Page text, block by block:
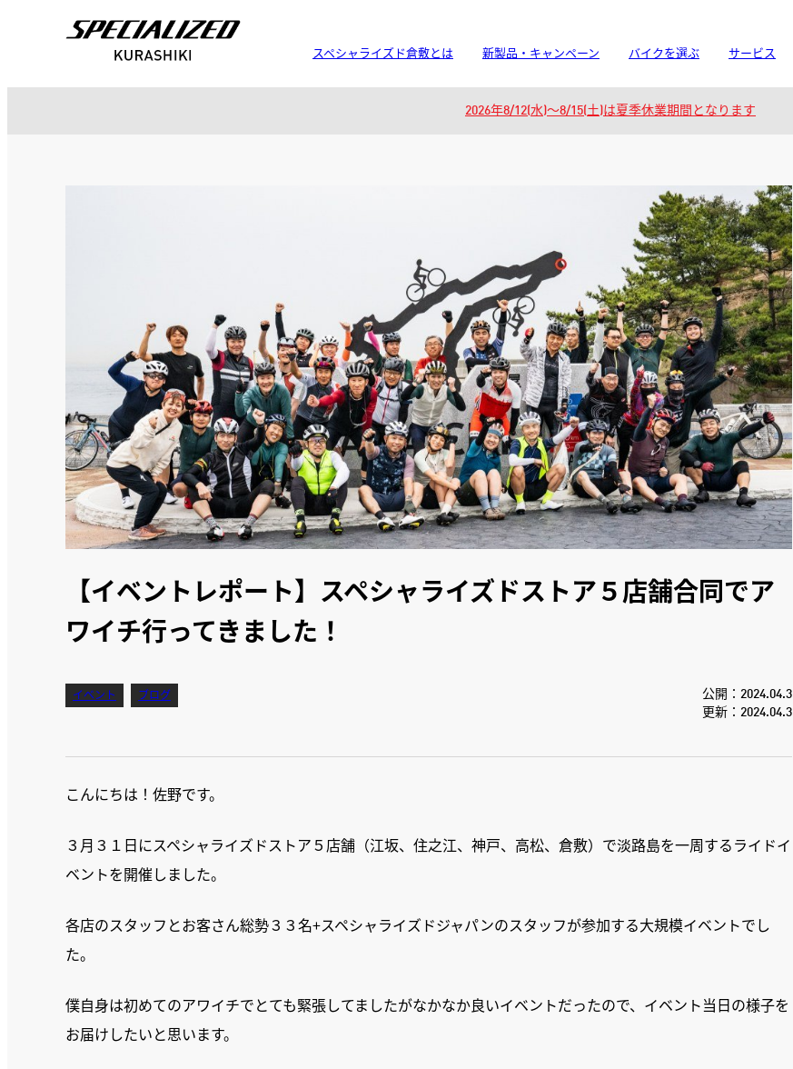
スペシャライズド倉敷とは 新製品・キャンペーン バイクを選ぶ サービス
2026年8/12(水)～8/15(土)は夏季休業期間となります
【イベントレポート】スペシャライズドストア５店舗合同でア
ワイチ行ってきました！
イベント ブログ
公開：2024.04.3
更新：2024.04.3
こんにちは！佐野です。
３月３１日にスペシャライズドストア５店舗（江坂、住之江、神戸、高松、倉敷）で淡路島を一周するライドイ
ベントを開催しました。
各店のスタッフとお客さん総勢３３名+スペシャライズドジャパンのスタッフが参加する大規模イベントでし
た。
僕自身は初めてのアワイチでとても緊張してましたがなかなか良いイベントだったので、イベント当日の様子を
お届けしたいと思います。